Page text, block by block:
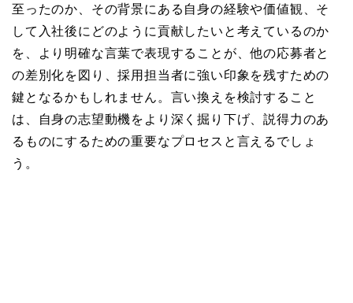
至ったのか、その背景にある自身の経験や価値観、そ
して入社後にどのように貢献したいと考えているのか
を、より明確な言葉で表現することが、他の応募者と
の差別化を図り、採用担当者に強い印象を残すための
鍵となるかもしれません。言い換えを検討すること
は、自身の志望動機をより深く掘り下げ、説得力のあ
るものにするための重要なプロセスと言えるでしょ
う。